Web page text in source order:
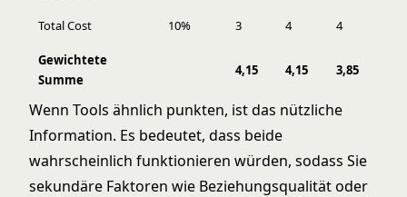
Total Cost 10% 3 4 4
Gewichtete
Summe
4,15 4,15 3,85
Wenn Tools ähnlich punkten, ist das nützliche
Information. Es bedeutet, dass beide
wahrscheinlich funktionieren würden, sodass Sie
sekundäre Faktoren wie Beziehungsqualität oder